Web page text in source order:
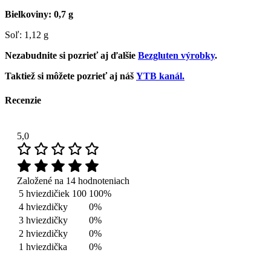
Bielkoviny: 0,7 g
Soľ: 1,12 g
Nezabudnite si pozrieť aj ďalšie Bezgluten výrobky.
Taktiež si môžete pozrieť aj náš YTB kanál.
Recenzie
5,0
Založené na 14 hodnoteniach
5 hviezdičiek 100 100%
4 hviezdičky
0%
3 hviezdičky
0%
2 hviezdičky
0%
1 hviezdička
0%